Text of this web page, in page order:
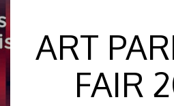
ART
FAIR